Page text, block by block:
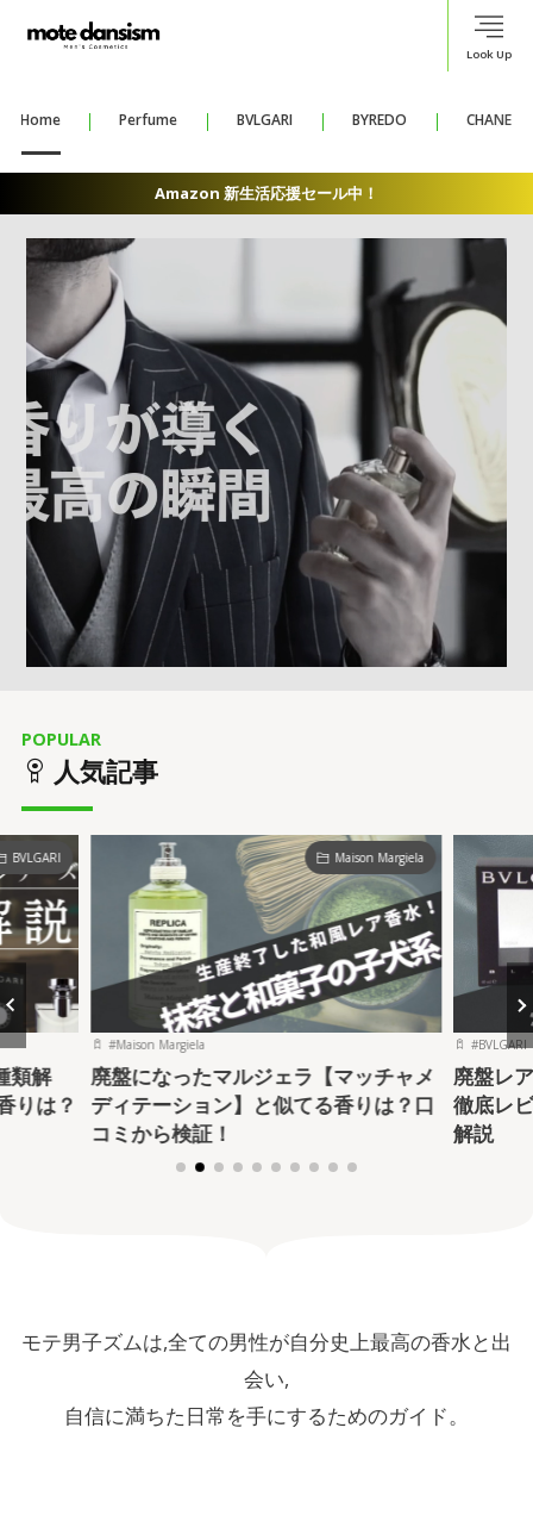
Look Up
Home Perfume BVLGARI BYREDO CHANEL
Amazon 新生活応援セール中！
人気記事
POPULAR
BVLGARI
類解
りは？
Maison Margiela
#Maison Margiela
廃盤になったマルジェラ【マッチャメ
ディテーション】と似てる香りは？口
コミから検証！
#BVLGARI
廃盤レ
徹底レ
解説
モテ男子ズムは,全ての男性が自分史上最高の香水と出
会い,
自信に満ちた日常を手にするためのガイド。